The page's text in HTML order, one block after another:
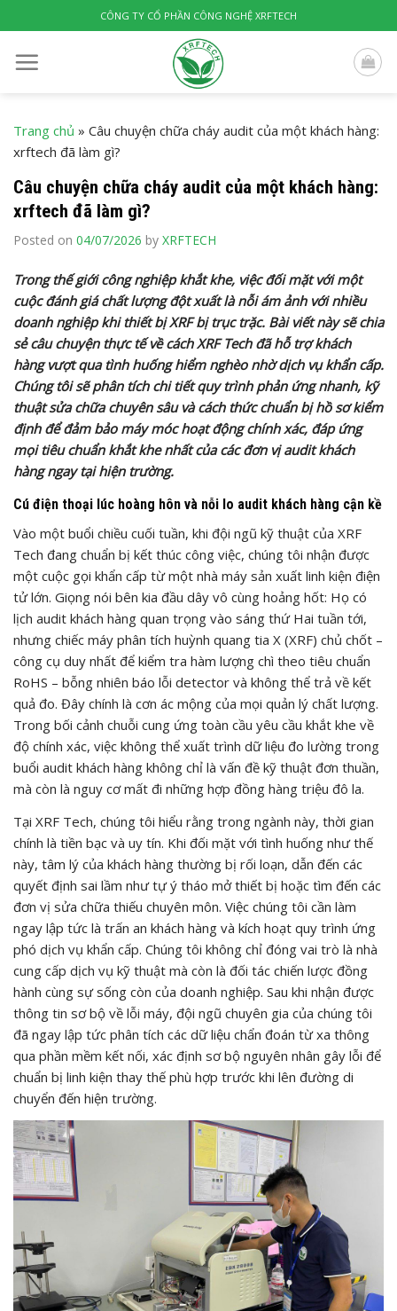
to
content
CÔNG TY CỔ PHẦN CÔNG NGHỆ XRFTECH
Trang chủ » Câu chuyện chữa cháy audit của một khách hàng:
xrftech đã làm gì?
Câu chuyện chữa cháy audit của một khách hàng:
xrftech đã làm gì?
Posted on 04/07/2026 by XRFTECH
Trong thế giới công nghiệp khắt khe, việc đối mặt với một
cuộc đánh giá chất lượng đột xuất là nỗi ám ảnh với nhiều
doanh nghiệp khi thiết bị XRF bị trục trặc. Bài viết này sẽ chia
sẻ câu chuyện thực tế về cách XRF Tech đã hỗ trợ khách
hàng vượt qua tình huống hiểm nghèo nhờ dịch vụ khẩn cấp.
Chúng tôi sẽ phân tích chi tiết quy trình phản ứng nhanh, kỹ
thuật sửa chữa chuyên sâu và cách thức chuẩn bị hồ sơ kiểm
định để đảm bảo máy móc hoạt động chính xác, đáp ứng
mọi tiêu chuẩn khắt khe nhất của các đơn vị audit khách
hàng ngay tại hiện trường.
Cú điện thoại lúc hoàng hôn và nỗi lo audit khách hàng cận kề
Vào một buổi chiều cuối tuần, khi đội ngũ kỹ thuật của XRF
Tech đang chuẩn bị kết thúc công việc, chúng tôi nhận được
một cuộc gọi khẩn cấp từ một nhà máy sản xuất linh kiện điện
tử lớn. Giọng nói bên kia đầu dây vô cùng hoảng hốt: Họ có
lịch audit khách hàng quan trọng vào sáng thứ Hai tuần tới,
nhưng chiếc máy phân tích huỳnh quang tia X (XRF) chủ chốt –
công cụ duy nhất để kiểm tra hàm lượng chì theo tiêu chuẩn
RoHS – bỗng nhiên báo lỗi detector và không thể trả về kết
quả đo. Đây chính là cơn ác mộng của mọi quản lý chất lượng.
Trong bối cảnh chuỗi cung ứng toàn cầu yêu cầu khắt khe về
độ chính xác, việc không thể xuất trình dữ liệu đo lường trong
buổi audit khách hàng không chỉ là vấn đề kỹ thuật đơn thuần,
mà còn là nguy cơ mất đi những hợp đồng hàng triệu đô la.
Tại XRF Tech, chúng tôi hiểu rằng trong ngành này, thời gian
chính là tiền bạc và uy tín. Khi đối mặt với tình huống như thế
này, tâm lý của khách hàng thường bị rối loạn, dẫn đến các
quyết định sai lầm như tự ý tháo mở thiết bị hoặc tìm đến các
đơn vị sửa chữa thiếu chuyên môn. Việc chúng tôi cần làm
ngay lập tức là trấn an khách hàng và kích hoạt quy trình ứng
phó dịch vụ khẩn cấp. Chúng tôi không chỉ đóng vai trò là nhà
cung cấp dịch vụ kỹ thuật mà còn là đối tác chiến lược đồng
hành cùng sự sống còn của doanh nghiệp. Sau khi nhận được
thông tin sơ bộ về lỗi máy, đội ngũ chuyên gia của chúng tôi
đã ngay lập tức phân tích các dữ liệu chẩn đoán từ xa thông
qua phần mềm kết nối, xác định sơ bộ nguyên nhân gây lỗi để
chuẩn bị linh kiện thay thế phù hợp trước khi lên đường di
chuyển đến hiện trường.